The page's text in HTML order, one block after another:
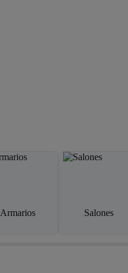
Armarios Salones